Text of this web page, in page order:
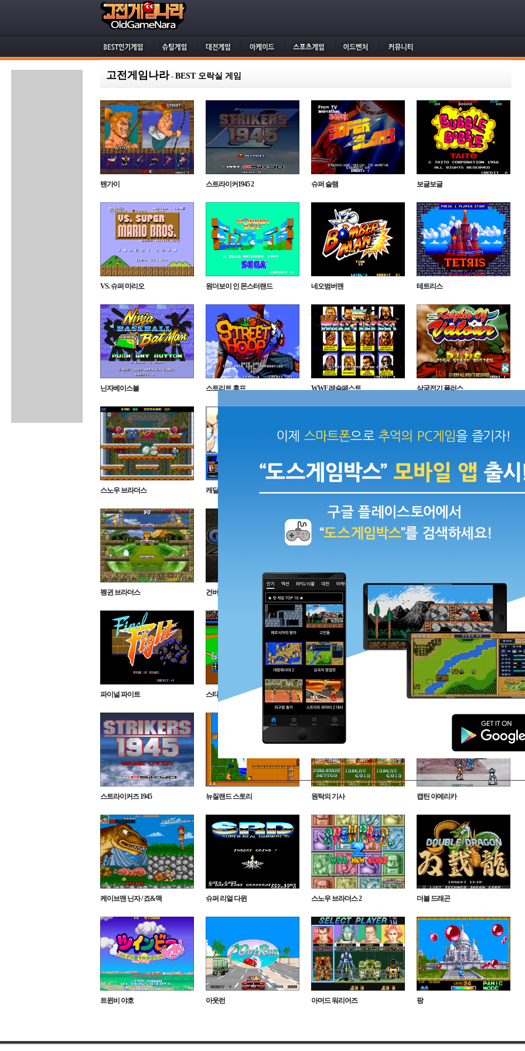
고전게임나라- BEST 오락실 게임
텐가이 스트라이커1945 2 슈퍼 슬램 보글보글
VS. 슈퍼 마리오 원더보이 인 몬스터랜드 네오범버맨 테트리스
닌자베이스볼 스트리트 후프 WWF 레슬페스트 삼국전기 플러스
스노우 브라더스 캐딜락&디노사우르스 퍼즐 보블 스트리트 파이터 2 대쉬
펭귄 브라더스 건버드 2 던젼 & 드래곤 2 삼국지2
파이널 파이트 스타디움 히어로 골! 92(세이브컵) 파워 스파이크
스트라이커즈 1945 뉴질랜드 스토리 원탁의 기사 캡틴 아메리카
케이브맨 닌자 / 죠&맥 슈퍼 리얼 다윈 스노우 브라더스 2 더블 드래곤
트윈비 야호 아웃런 아머드 워리어즈 팡